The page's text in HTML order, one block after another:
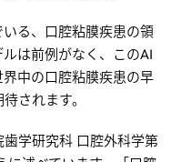
る、口腔粘膜疾患の領
は前例がなく、このAI
中の口腔粘膜疾患の早
されます。
学研究科 口腔外科学第